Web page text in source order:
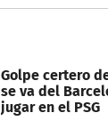
Golpe certero
se va del
jugar en el PSG